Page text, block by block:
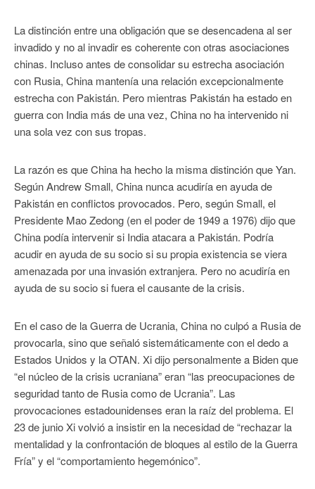
La distinción entre una obligación que se desencadena al ser
invadido y no al invadir es coherente con otras asociaciones
chinas. Incluso antes de consolidar su estrecha asociación
con Rusia, China mantenía una relación excepcionalmente
estrecha con Pakistán. Pero mientras Pakistán ha estado en
guerra con India más de una vez, China no ha intervenido ni
una sola vez con sus tropas.
La razón es que China ha hecho la misma distinción que Yan.
Según Andrew Small, China nunca acudiría en ayuda de
Pakistán en conflictos provocados. Pero, según Small, el
Presidente Mao Zedong (en el poder de 1949 a 1976) dijo que
China podía intervenir si India atacara a Pakistán. Podría
acudir en ayuda de su socio si su propia existencia se viera
amenazada por una invasión extranjera. Pero no acudiría en
ayuda de su socio si fuera el causante de la crisis.
En el caso de la Guerra de Ucrania, China no culpó a Rusia de
provocarla, sino que señaló sistemáticamente con el dedo a
Estados Unidos y la OTAN. Xi dijo personalmente a Biden que
“el núcleo de la crisis ucraniana” eran “las preocupaciones de
seguridad tanto de Rusia como de Ucrania”. Las
provocaciones estadounidenses eran la raíz del problema. El
23 de junio Xi volvió a insistir en la necesidad de “rechazar la
mentalidad y la confrontación de bloques al estilo de la Guerra
Fría” y el “comportamiento hegemónico”.